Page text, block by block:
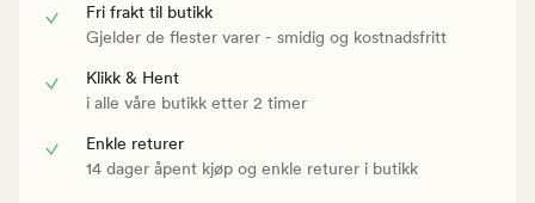
Fri frakt til butikk
Gjelder de flester varer - smidig og kostnadsfritt
Klikk & Hent
i alle våre butikk etter 2 timer
Enkle returer
14 dager åpent kjøp og enkle returer i butikk